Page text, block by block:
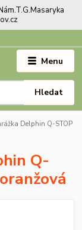
Menu
Hledat
Delphin Q-STOP
Q-